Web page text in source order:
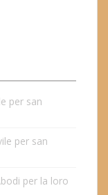
per san
per san
per la loro